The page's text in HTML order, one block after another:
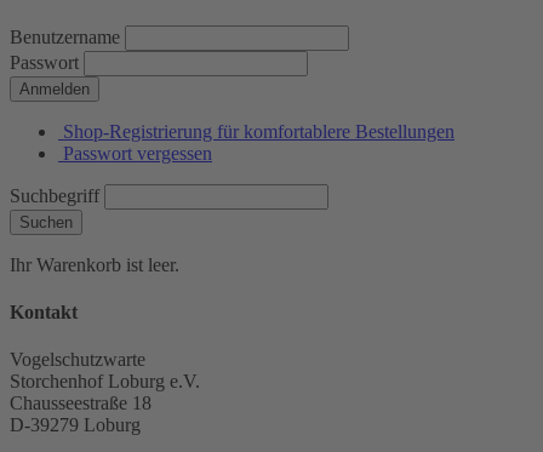
Benutzername
Passwort
Anmelden
Shop-Registrierung für komfortablere Bestellungen
Passwort vergessen
Suchbegriff
Suchen
Ihr Warenkorb ist leer.
Kontakt
Vogelschutzwarte
Storchenhof Loburg e.V.
Chausseestraße 18
D-39279 Loburg